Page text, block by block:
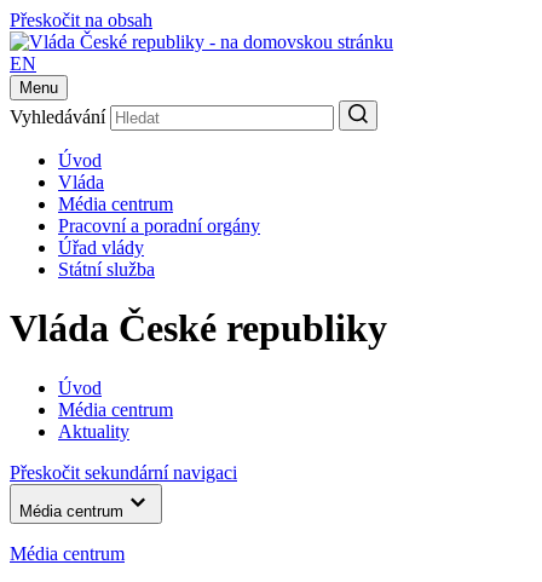
Přeskočit na obsah
EN
Menu
Vyhledávání
Úvod
Vláda
Média centrum
Pracovní a poradní orgány
Úřad vlády
Státní služba
Vláda České republiky
Úvod
Média centrum
Aktuality
Přeskočit sekundární navigaci
Média centrum
Média centrum